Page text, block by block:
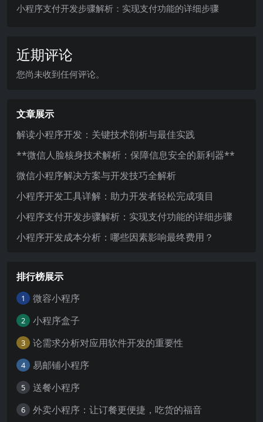
小程序支付开发步骤解析：实现支付功能的详细步骤
近期评论
您尚未收到任何评论。
文章展示
解读小程序开发：关键技术剖析与最佳实践
**微信人脸核身技术解析：保障信息安全的新利器**
微信小程序解决方案与开发技巧全解析
小程序开发工具详解：助力开发者轻松完成项目
小程序支付开发步骤解析：实现支付功能的详细步骤
小程序开发成本分析：哪些因素影响最终费用？
排行榜展示
1 微容小程序
2 小程序盒子
3 论需求分析对应用软件开发的重要性
4 易邮铺小程序
5 送餐小程序
6 外卖小程序：让订餐更便捷，吃货的福音